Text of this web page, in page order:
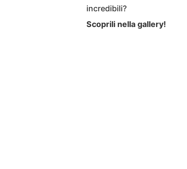
incredibili?
Scoprili nella gallery!